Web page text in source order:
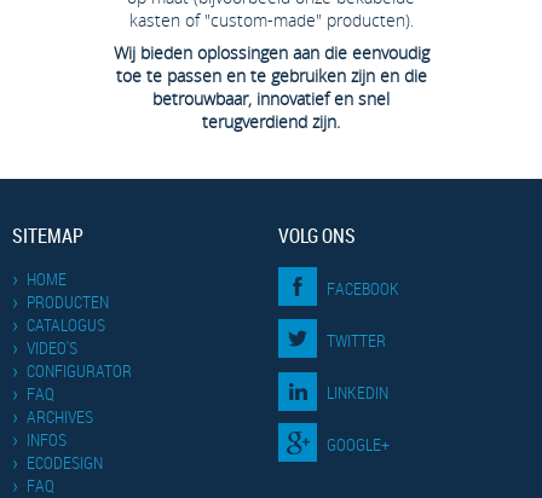
kasten of "custom-made" producten).
Wij bieden oplossingen aan die eenvoudig
toe te passen en te gebruiken zijn en die
betrouwbaar, innovatief en snel
terugverdiend zijn.
SITEMAP
HOME
PRODUCTEN
CATALOGUS
VIDEO'S
CONFIGURATOR
FAQ
ARCHIVES
INFOS
ECODESIGN
FAQ
VOLG ONS
FACEBOOK
TWITTER
LINKEDIN
GOOGLE+